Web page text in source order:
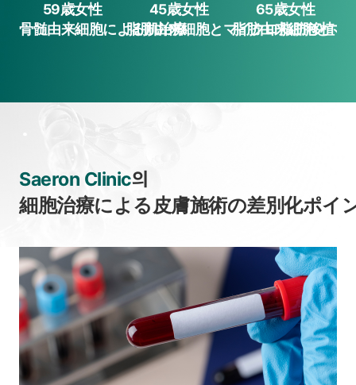
59歳女性
骨髄由来細胞による肌治療
45歳女性
脂肪由来細胞とマイクロ脂肪移植
65歳女性
脂肪由来細胞とマ
Saeron Clinic의
細胞治療による皮膚施術の差別化ポイ